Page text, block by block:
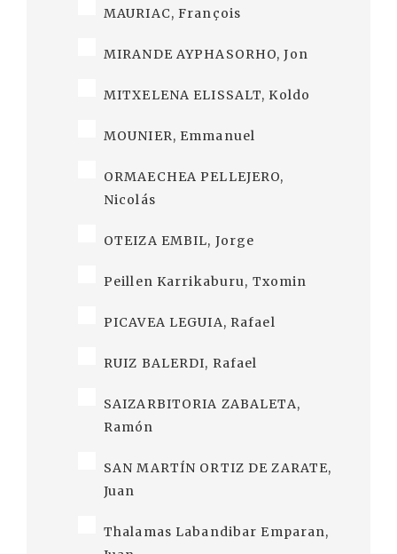
MAURIAC, François
MIRANDE AYPHASORHO, Jon
MITXELENA ELISSALT, Koldo
MOUNIER, Emmanuel
ORMAECHEA PELLEJERO,
Nicolás
OTEIZA EMBIL, Jorge
Peillen Karrikaburu, Txomin
PICAVEA LEGUIA, Rafael
RUIZ BALERDI, Rafael
SAIZARBITORIA ZABALETA,
Ramón
SAN MARTÍN ORTIZ DE ZARATE,
Juan
Thalamas Labandibar Emparan,